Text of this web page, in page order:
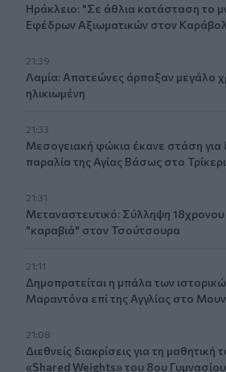
Ηράκλειο: "Σε άθλια κατάσταση το
Εφέδρων Αξιωματικών στον
21:39
Λαμία: Απατεώνες άρπαξαν μεγάλο
ηλικιωμένη
21:33
Μεσογειακή φώκια έκανε στάση για
παραλία της Αγίας Βάσως στο Τρίκερι
21:31
Μεταναστευτικό: Σύλληψη 18χρονου
"καραβιά" στον Τσούτσουρα
21:11
Δημοπρατείται η μπάλα των
Μαραντόνα επί της Αγγλίας στο
21:08
Διεθνείς διακρίσεις για τη μαθητική
«Shared Weights» του 8ου